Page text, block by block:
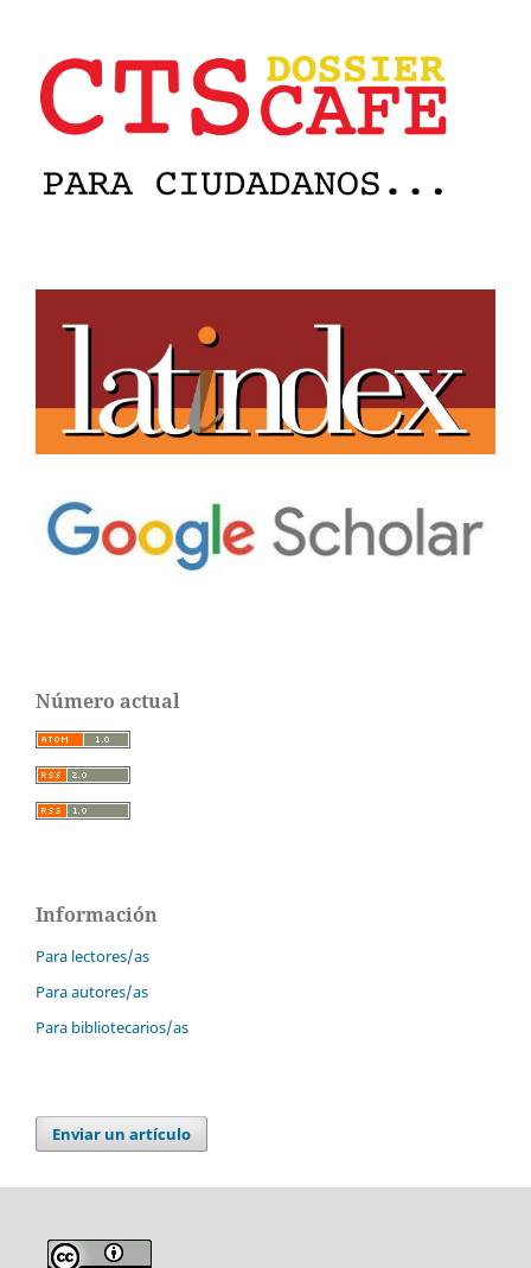
Número actual
Información
Para lectores/as
Para autores/as
Para bibliotecarios/as
Enviar un artículo